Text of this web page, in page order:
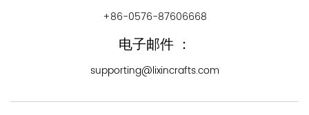
+86-0576-87606668
电子邮件 ：
supporting@lixincrafts.com